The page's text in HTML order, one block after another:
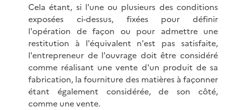
Cela étant, si l'une ou plusieurs des conditions
exposées ci-dessus, fixées pour définir
l'opération de façon ou pour admettre une
restitution à l'équivalent n'est pas satisfaite,
l'entrepreneur de l'ouvrage doit être considéré
comme réalisant une vente d'un produit de sa
fabrication, la fourniture des matières à façonner
étant également considérée, de son côté,
comme une vente.